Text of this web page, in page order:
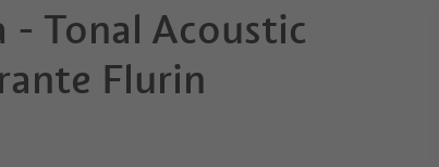
- Tonal Acoustic
Flurin